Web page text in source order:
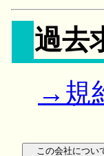
過去
→規